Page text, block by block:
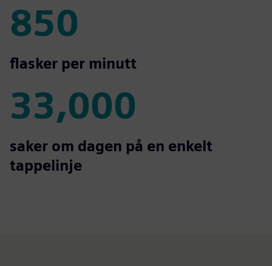
850
850
flasker per minutt
33,000
33,000
saker om dagen på en enkelt
tappelinje